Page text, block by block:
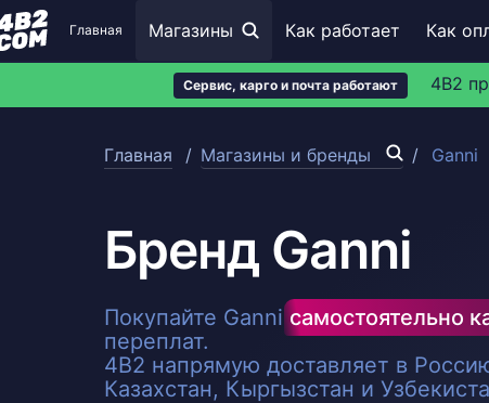
Сервис, карго и почта работают 4B2
Главная Магазины Как работает Как
Главная Магазины и бренды Ganni
Бренд Ganni
Покупайте Ganniсамостоятельно
переплат.
4B2 напрямую доставляет в
Казахстан, Кыргызстан и